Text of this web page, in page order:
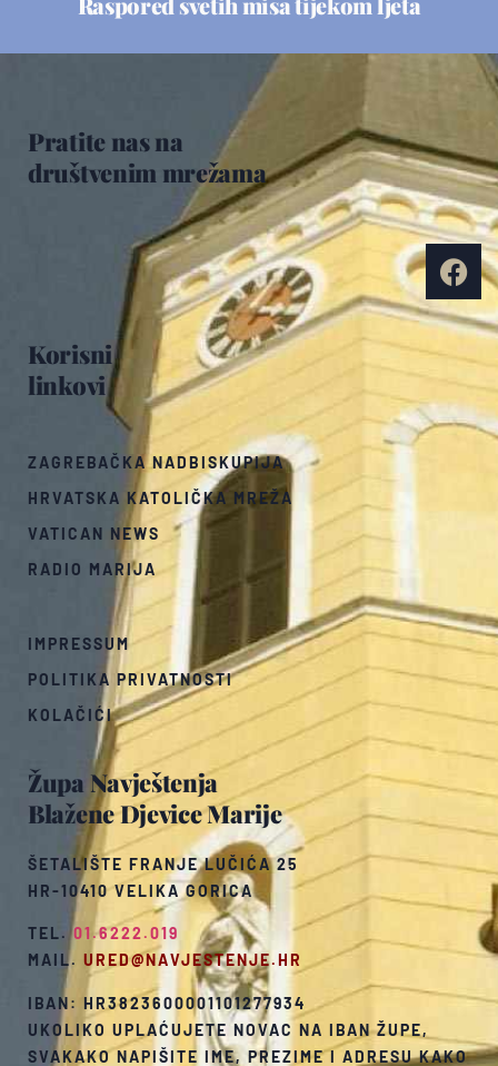
Župa Navještenja
Blažene Djevice Marije
ŠETALIŠTE FRANJE LUČIĆA 25
HR-10410 VELIKA GORICA
TEL.01.6222.019
MAIL. URED@NAVJESTENJE.HR
IBAN: HR3823600001101277934
UKOLIKO UPLAĆUJETE NOVAC NA IBAN ŽUPE,
SVAKAKO NAPIŠITE IME, PREZIME I ADRESU KAKO
Korisni
linkovi
ZAGREBAČKA NADBISKUPIJA
HRVATSKA KATOLIČKA MREŽA
VATICAN NEWS
RADIO MARIJA
IMPRESSUM
POLITIKA PRIVATNOSTI
KOLAČIĆI
Pratite nas na
društvenim mrežama